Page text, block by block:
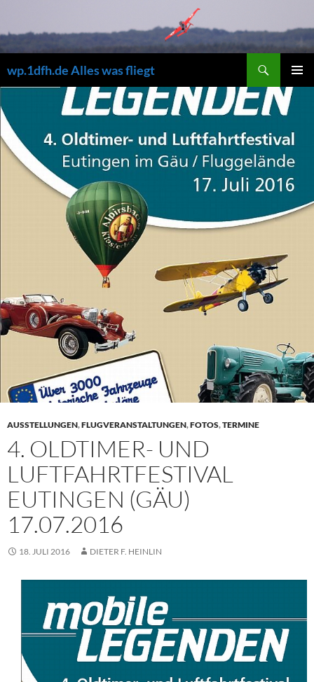
springen
wp.1dfh.de Alles was fliegt
MENÜ
AUSSTELLUNGEN,FLUGVERANSTALTUNGEN,FOTOS,TERMINE
4. OLDTIMER- UND
LUFTFAHRTFESTIVAL
EUTINGEN (GÄU)
17.07.2016
18. JULI 2016 DIETER F. HEINLIN